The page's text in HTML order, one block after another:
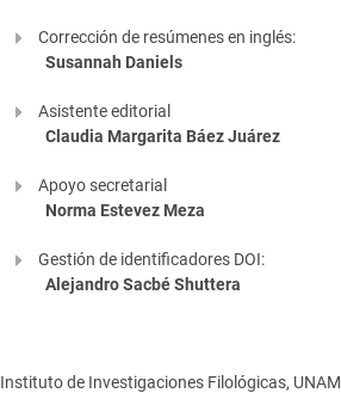
Corrección de resúmenes en inglés:
Susannah Daniels
Asistente editorial
Claudia Margarita Báez Juárez
Apoyo secretarial
Norma Estevez Meza
Gestión de identificadores DOI:
Alejandro Sacbé Shuttera
Instituto de Investigaciones Filológicas, UNAM